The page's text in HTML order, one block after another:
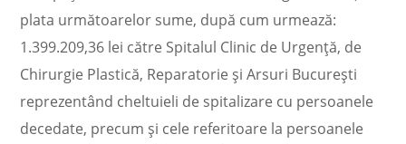
plata următoarelor sume, după cum urmează:
1.399.209,36 lei către Spitalul Clinic de Urgenţă, de
Chirurgie Plastică, Reparatorie şi Arsuri Bucureşti
reprezentând cheltuieli de spitalizare cu persoanele
decedate, precum şi cele referitoare la persoanele